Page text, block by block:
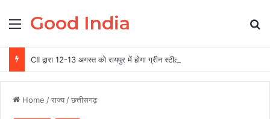
Menu
Good India
Home /राज्य /छत्तीसगढ़